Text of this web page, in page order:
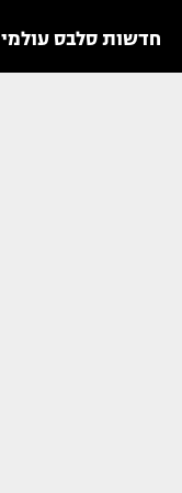
חדשות סלבס עולמי